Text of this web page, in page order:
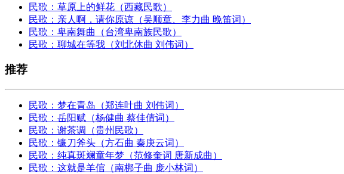
民歌：草原上的鲜花（西藏民歌）
民歌：亲人啊，请你原谅（吴顺章、李力曲 晚笛词）
民歌：卑南舞曲（台湾卑南族民歌）
民歌：聊城在等我（刘北休曲 刘伟词）
推荐
民歌：梦在青岛（郑连叶曲 刘伟词）
民歌：岳阳赋（杨健曲 蔡佳倩词）
民歌：谢茶调（贵州民歌）
民歌：镰刀斧头（方石曲 秦庚云词）
民歌：纯真斑斓童年梦（范修奎词 唐新成曲）
民歌：这就是羊倌（南梆子曲 庞小林词）